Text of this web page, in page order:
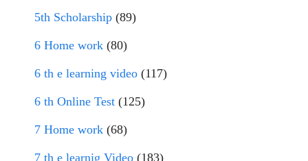
5th Scholarship (89)
6 Home work (80)
6 th e learning video (117)
6 th Online Test (125)
7 Home work (68)
7 th e learnig Video (183)